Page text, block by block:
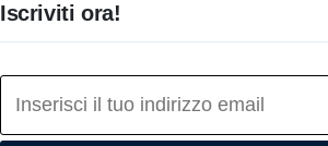
Iscriviti ora!